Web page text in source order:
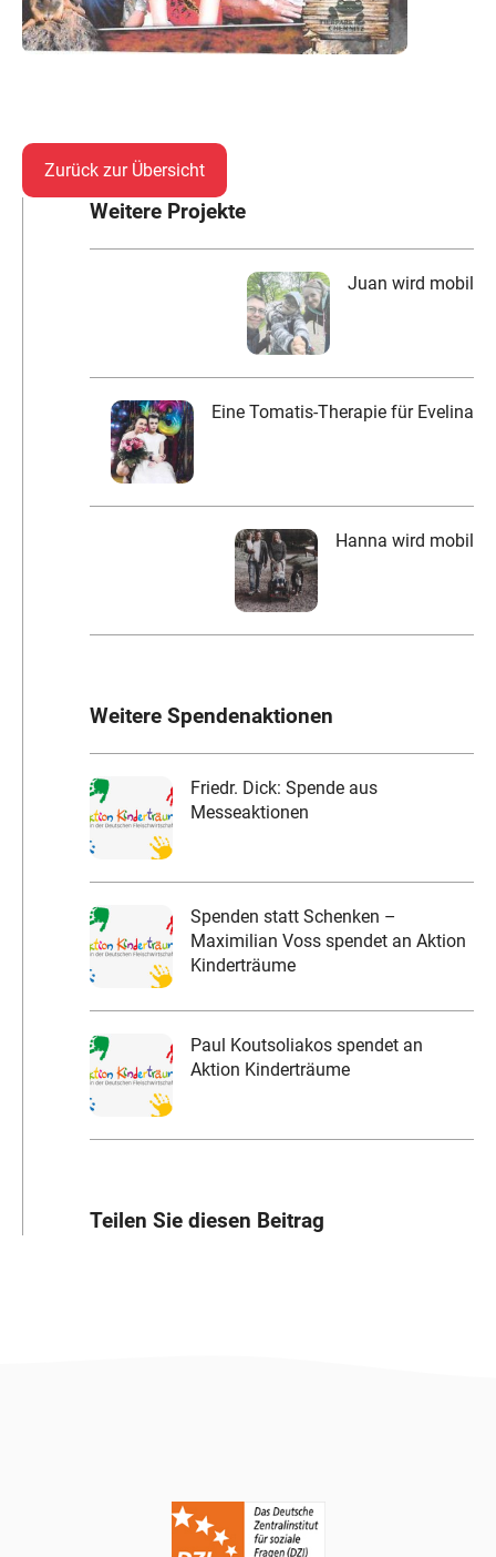
Zurück zur Übersicht
Weitere Projekte
Juan wird mobil
Eine Tomatis-Therapie für Evelina
Hanna wird mobil
Weitere Spendenaktionen
Friedr. Dick: Spende aus
Messeaktionen
Spenden statt Schenken –
Maximilian Voss spendet an Aktion
Kinderträume
Paul Koutsoliakos spendet an
Aktion Kinderträume
Teilen Sie diesen Beitrag